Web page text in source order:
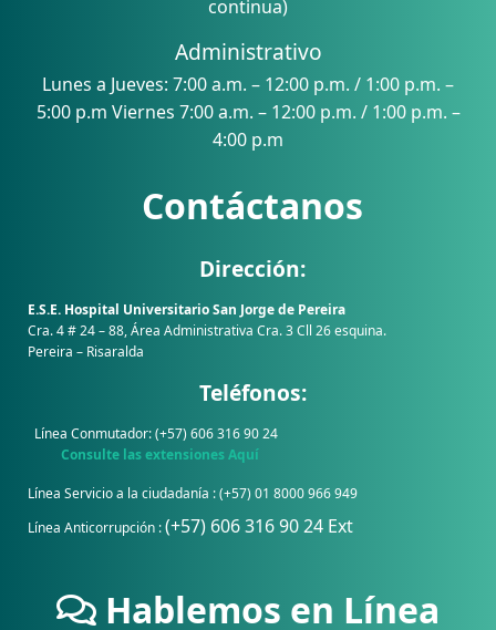
continua)
Administrativo
Lunes a Jueves: 7:00 a.m. – 12:00 p.m. / 1:00 p.m. –
5:00 p.m Viernes 7:00 a.m. – 12:00 p.m. / 1:00 p.m. –
4:00 p.m
Contáctanos
Dirección:
E.S.E. Hospital Universitario San Jorge de Pereira
Cra. 4 # 24 – 88, Área Administrativa Cra. 3 Cll 26 esquina.
Pereira – Risaralda
Teléfonos:
Línea Conmutador: (+57) 606 316 90 24
Consulte las extensiones Aquí
Línea Servicio a la ciudadanía : (+57) 01 8000 966 949
Línea Anticorrupción :(+57) 606 316 90 24 Ext
Hablemos en Línea